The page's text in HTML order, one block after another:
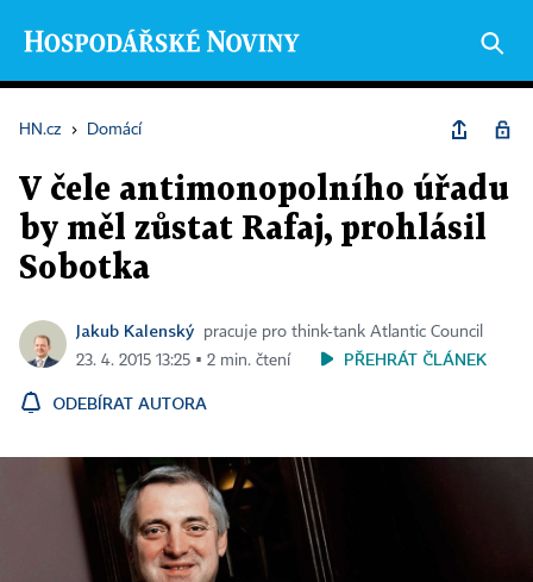
HN.cz › Domácí
V čele antimonopolního úřadu
by měl zůstat Rafaj, prohlásil
Sobotka
Jakub Kalenský
pracuje pro think-tank Atlantic Council
23. 4. 2015 13:25 ▪ 2 min. čtení
PŘEHRÁT ČLÁNEK
ODEBÍRAT AUTORA